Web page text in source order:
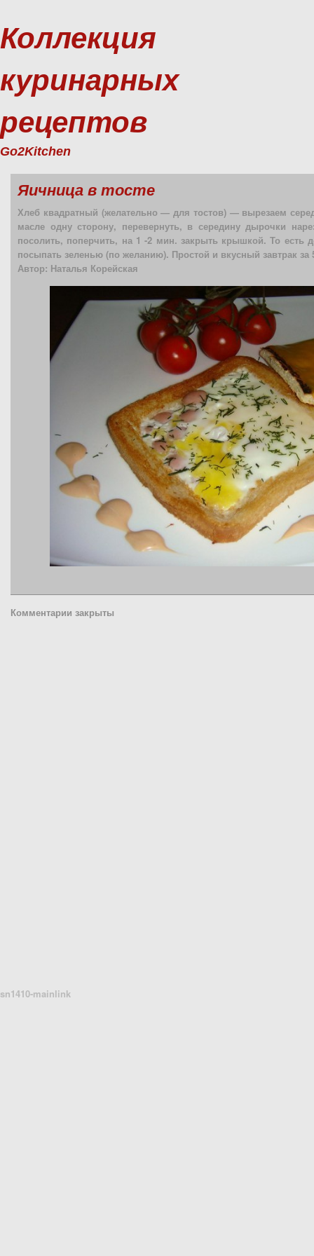
Коллекция
куринарных
рецептов
Go2Kitchen
Яичница в тосте
Хлеб квадратный (желательно — для тостов) — вырезаем
масле одну сторону, перевернуть, в середину дырочки
посолить, поперчить, на 1 -2 мин. закрыть крышкой. То есть
посыпать зеленью (по желанию). Простой и вкусный завтрак за
Автор: Наталья Корейская
Комментарии закрыты
sn1410-mainlink